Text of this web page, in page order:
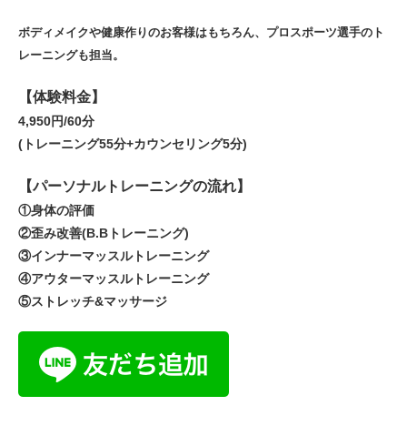
ボディメイクや健康作りのお客様はもちろん、プロスポーツ選手のト
レーニングも担当。
【体験料金】
4,950円/60分
(トレーニング55分+カウンセリング5分)
【パーソナルトレーニングの流れ】
①身体の評価
②歪み改善(B.Bトレーニング)
③インナーマッスルトレーニング
④アウターマッスルトレーニング
⑤ストレッチ&マッサージ